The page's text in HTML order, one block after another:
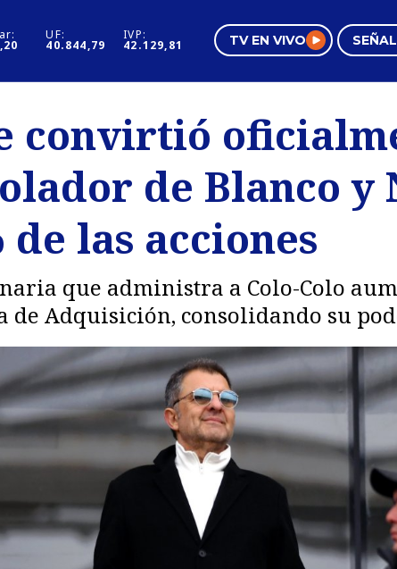
UF:
40.844,79
IVP:
42.129,81 TV EN VIVO
Negocios
Pura Mujer
convirtió
de Blanco y
las acciones
que administra a Colo-Colo
de Adquisición, consolidando su